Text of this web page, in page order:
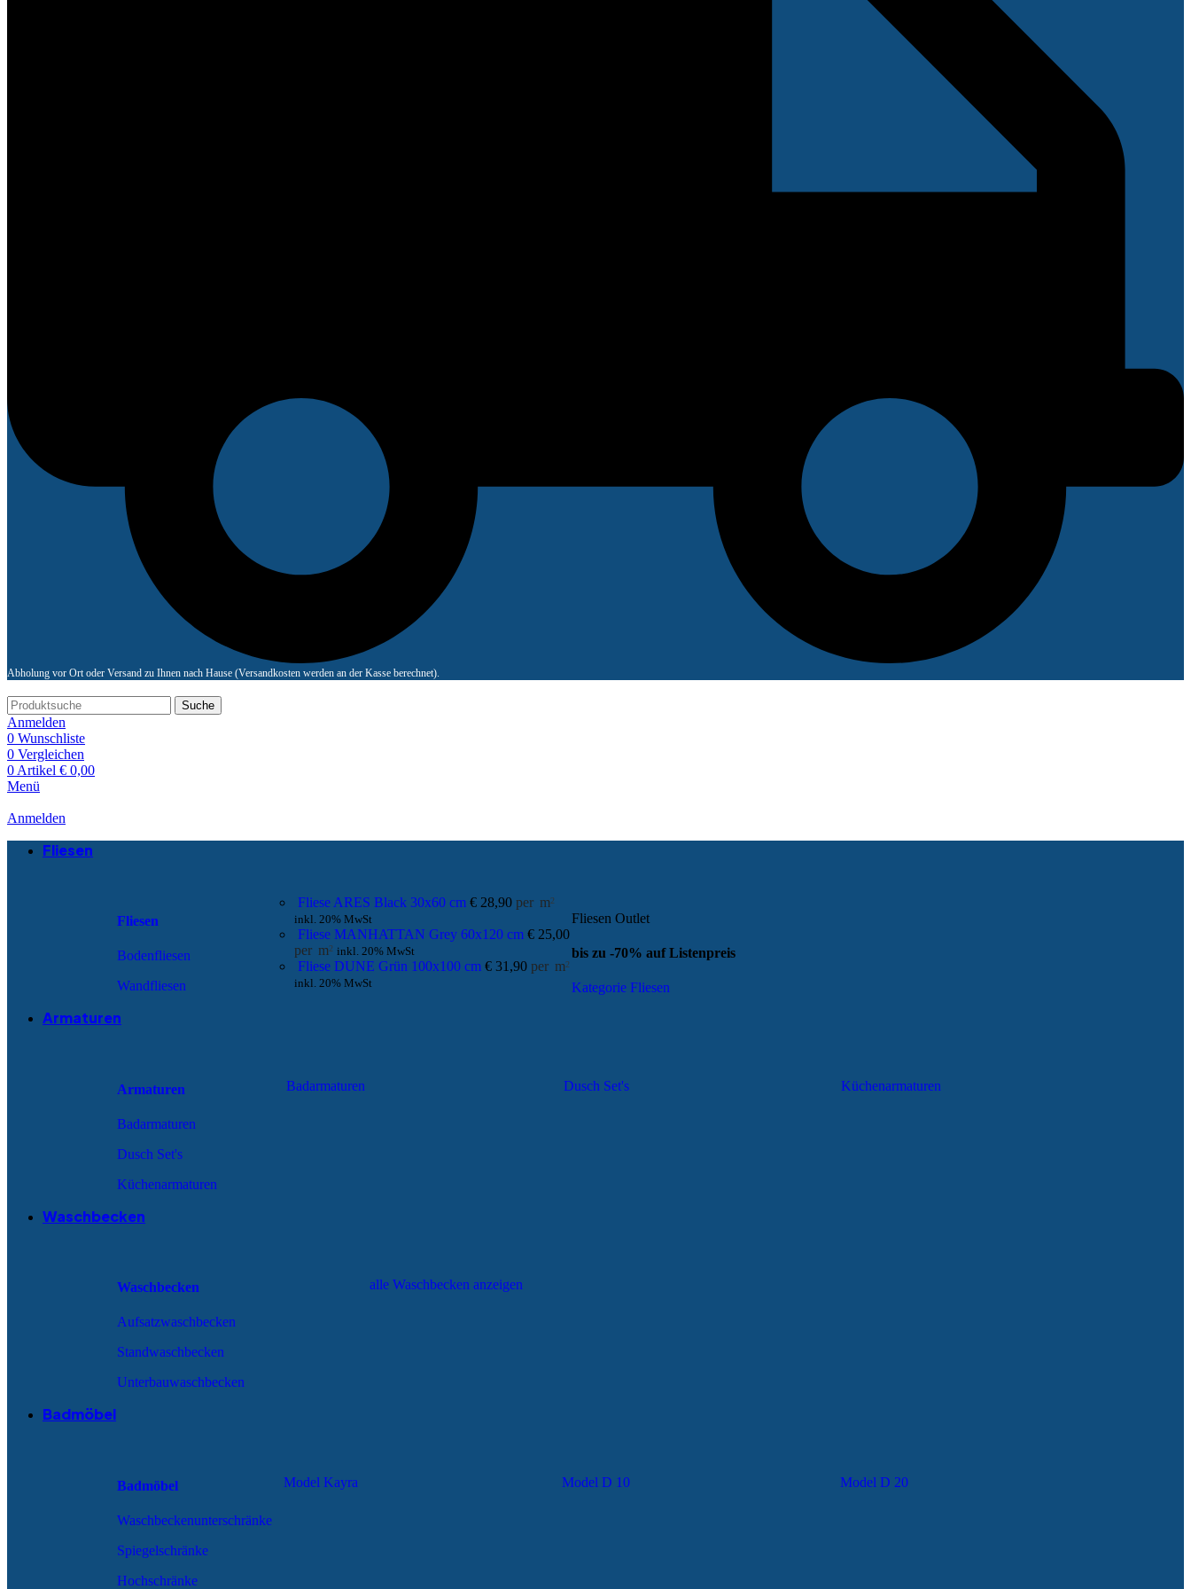
Abholung vor Ort oder Versand zu Ihnen nach Hause (Versandkosten werden an der Kasse berechnet).
Suche
Anmelden
0 Wunschliste
0 Vergleichen
0 Artikel € 0,00
Menü
Anmelden
Fliesen
Fliesen
Bodenfliesen
Wandfliesen
Fliese ARES Black 30x60 cm €28,90 per m2
inkl. 20% MwSt
Fliese MANHATTAN Grey 60x120 cm €25,00
per m2 inkl. 20% MwSt
Fliese DUNE Grün 100x100 cm €31,90 per m2
inkl. 20% MwSt
Fliesen Outlet
bis zu -70% auf Listenpreis
Kategorie Fliesen
Armaturen
Armaturen
Badarmaturen
Dusch Set's
Küchenarmaturen
Badarmaturen Dusch Set's Küchenarmaturen
Waschbecken
Waschbecken
Aufsatzwaschbecken
Standwaschbecken
Unterbauwaschbecken
alle Waschbecken anzeigen
Badmöbel
Badmöbel
Waschbeckenunterschränke
Spiegelschränke
Hochschränke
Model Kayra Model D 10 Model D 20